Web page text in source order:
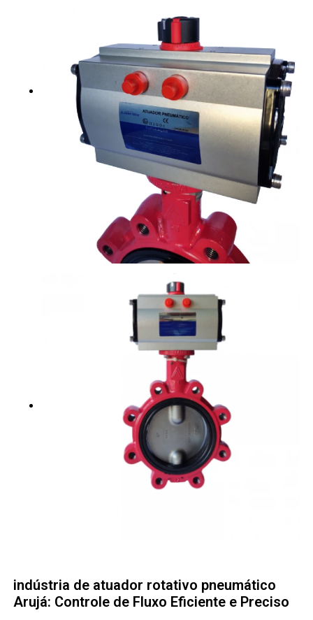
indústria de atuador rotativo pneumático
Arujá: Controle de Fluxo Eficiente e Preciso